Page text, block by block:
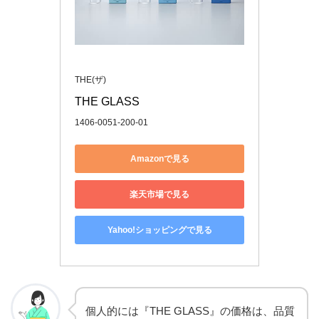
THE(ザ)
THE GLASS
1406-0051-200-01
Amazonで見る
楽天市場で見る
Yahoo!ショッピングで見る
個人的には『THE GLASS』の価格は、品質